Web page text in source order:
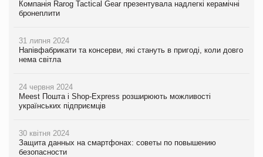
Компанія Rarog Tactical Gear презентувала надлегкі керамічні
бронеплити
31 липня 2024
Напівфабрикати та консерви, які стануть в пригоді, коли довго
нема світла
24 червня 2024
Meest Пошта і Shop-Express розширюють можливості
українських підприємців
30 квітня 2024
Защита данных на смартфонах: советы по повышению
безопасности